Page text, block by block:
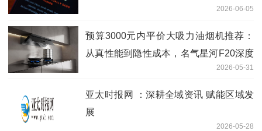
2026-06-05
预算3000元内平价大吸力油烟机推荐：
从真性能到隐性成本，名气星河F20深度
2026-05-31
亚太时报网 ：深耕全域资讯 赋能区域发
展
2026-05-28